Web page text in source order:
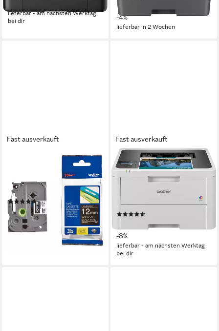
lieferbar - am nächsten Werktag
bei dir
ab 278,35 €
-4%
lieferbar in 2 Wochen
Fast ausverkauft
Beschriftungsband TZe, 12
mm x 8 m, 12,00 mm x 8,00
m, laminiert
(51)
ab 24,20 €
lieferbar - in 2-3 Werktagen bei dir
+6
Fast ausverkauft
BROTHER
HL-L3240CDW
Farblaserdrucker
600 x 2.400 dpi Auflösung s/w Druck
ab 308,55 € UVP334,00 €
-8%
lieferbar - am nächsten Werktag
bei dir